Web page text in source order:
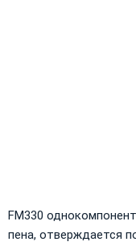
FM330
пена, отверждается